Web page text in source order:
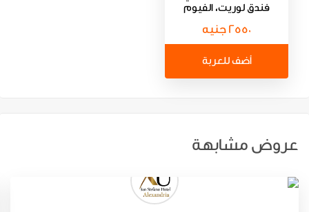
فندق لوريت، الفيوم
2550 جنيه
أضف للعربة
عروض مشابهة